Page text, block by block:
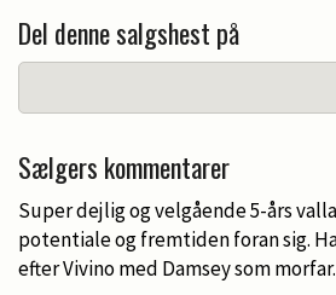
Del denne salgshest på
Sælgers kommentarer
Super dejlig og velgående 5-års
potentiale og fremtiden foran sig.
efter Vivino med Damsey som morfar.